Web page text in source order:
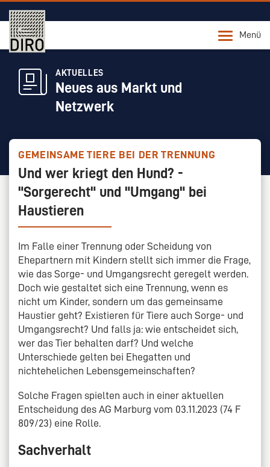
Menü
AKTUELLES
Neues aus Markt und
Netzwerk
GEMEINSAME TIERE BEI DER TRENNUNG
Und wer kriegt den Hund? -
"Sorgerecht" und "Umgang" bei
Haustieren
Im Falle einer Trennung oder Scheidung von
Ehepartnern mit Kindern stellt sich immer die Frage,
wie das Sorge- und Umgangsrecht geregelt werden.
Doch wie gestaltet sich eine Trennung, wenn es
nicht um Kinder, sondern um das gemeinsame
Haustier geht? Existieren für Tiere auch Sorge- und
Umgangsrecht? Und falls ja: wie entscheidet sich,
wer das Tier behalten darf? Und welche
Unterschiede gelten bei Ehegatten und
nichtehelichen Lebensgemeinschaften?
Solche Fragen spielten auch in einer aktuellen
Entscheidung des AG Marburg vom 03.11.2023 (74 F
809/23) eine Rolle.
Sachverhalt